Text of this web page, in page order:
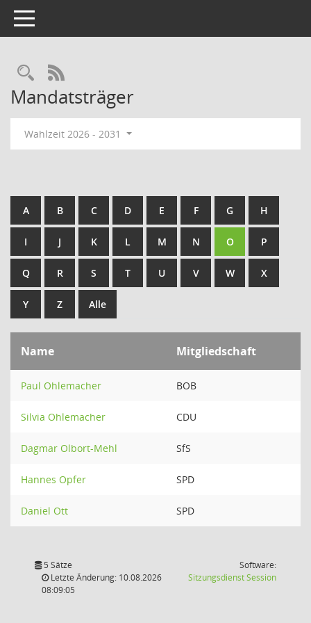
Toggle navigation
Rechercheauswahl
RSS-Feed
Mandatsträger
Wahlzeit 2026 - 2031
A B C D E F G H
I J K L M N O P
Q R S T U V W X
Y Z Alle
Name Mitgliedschaft
Paul Ohlemacher BOB
Silvia Ohlemacher CDU
Dagmar Olbort-Mehl SfS
Hannes Opfer SPD
Daniel Ott SPD
5 Sätze
Letzte Änderung: 10.08.2026
08:09:05
Software:
SitzungsdienstSession(Wird in